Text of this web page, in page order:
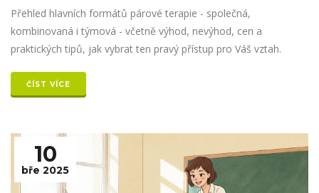
Přehled hlavních formátů párové terapie - společná,
kombinovaná i týmová - včetně výhod, nevýhod, cen a
praktických tipů, jak vybrat ten pravý přístup pro Váš vztah.
ČÍST VÍCE
10
bře 2025